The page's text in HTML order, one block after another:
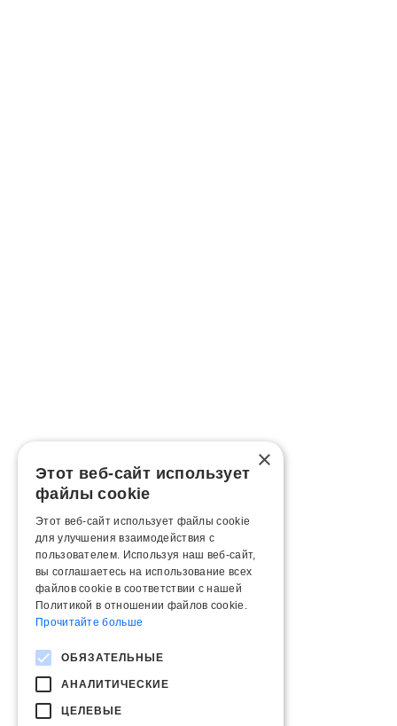
×
Этот веб-сайт использует
файлы cookie
Этот веб-сайт использует файлы cookie
для улучшения взаимодействия с
пользователем. Используя наш веб-сайт,
вы соглашаетесь на использование всех
файлов cookie в соответствии с нашей
Политикой в ​​отношении файлов cookie.
Прочитайте больше
ОБЯЗАТЕЛЬНЫЕ
АНАЛИТИЧЕСКИЕ
ЦЕЛЕВЫЕ